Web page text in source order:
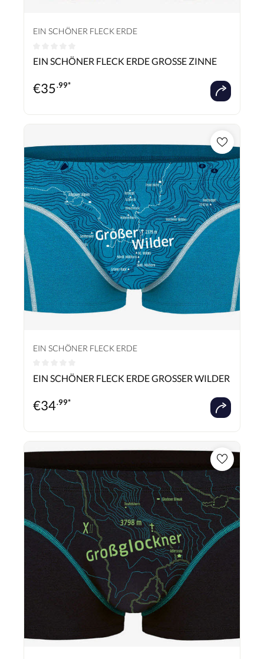
EIN SCHÖNER FLECK ERDE
Durchschnittliche Bewertung von 0 von 5 Sternen
EIN SCHÖNER FLECK ERDE GROSSE ZINNE
€35.99*
EIN SCHÖNER FLECK ERDE
Durchschnittliche Bewertung von 0 von 5 Sternen
EIN SCHÖNER FLECK ERDE GROSSER WILDER
€34.99*